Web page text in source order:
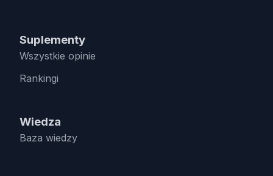
Suplementy
Wszystkie opinie
Rankingi
Wiedza
Baza wiedzy